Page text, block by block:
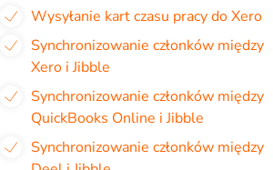
Wysyłanie kart czasu pracy do Xero
Synchronizowanie członków między
Xero i Jibble
Synchronizowanie członków między
QuickBooks Online i Jibble
Synchronizowanie członków między